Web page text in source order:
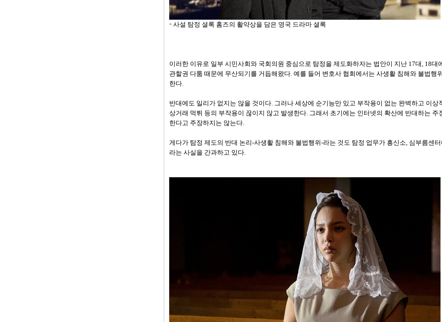
사설 탐정 셜록 홈즈의 활약상을 담은 영국 드라마 셜록
이러한 이유로 일부 시민사회와 국회의원 중심으로 탐정을 제도화하자는 법안이 지난 17대, 18
관할권 다툼 때문에 무산되기를 거듭해왔다. 예를 들어 변호사 협회에서는 사생활 침해와 불법행
한다.
반대에도 일리가 없지는 않을 것이다. 그러나 세상에 순기능만 있고 부작용이 없는 완벽하고 이
상거래 먹튀 등의 부작용이 끊이지 않고 발생한다. 그래서 초기에는 인터넷의 확산에 반대하는
한다고 주장하지는 않는다.
게다가 탐정 제도의 반대 논리-사생활 침해와 불법행위-라는 것도 탐정 업무가 흥신소, 심부름센
라는 사실을 간과하고 있다.